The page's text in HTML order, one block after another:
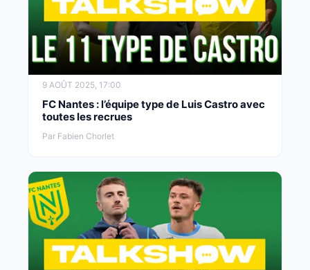
9 AOÛT 2025, 17:00
FC Nantes : l’équipe type de Luis Castro avec
toutes les recrues
Par Fabien Chorlet